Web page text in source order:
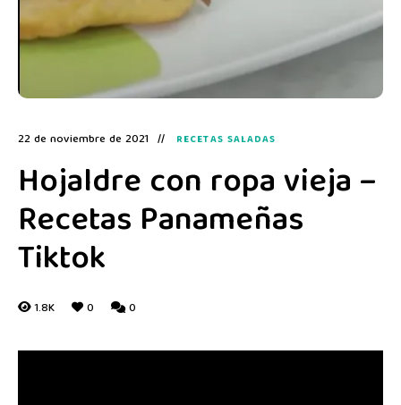
22 de noviembre de 2021 RECETAS SALADAS
Hojaldre con ropa vieja –
Recetas Panameñas
Tiktok
1.8K 0 0